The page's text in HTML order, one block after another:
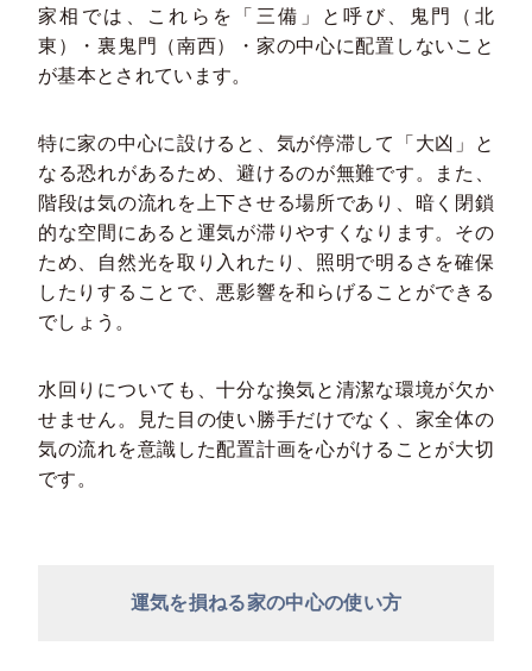
家相では、これらを「三備」と呼び、鬼門（北
東）・裏鬼門（南西）・家の中心に配置しないこと
が基本とされています。
特に家の中心に設けると、気が停滞して「大凶」と
なる恐れがあるため、避けるのが無難です。また、
階段は気の流れを上下させる場所であり、暗く閉鎖
的な空間にあると運気が滞りやすくなります。その
ため、自然光を取り入れたり、照明で明るさを確保
したりすることで、悪影響を和らげることができる
でしょう。
水回りについても、十分な換気と清潔な環境が欠か
せません。見た目の使い勝手だけでなく、家全体の
気の流れを意識した配置計画を心がけることが大切
です。
運気を損ねる家の中心の使い方